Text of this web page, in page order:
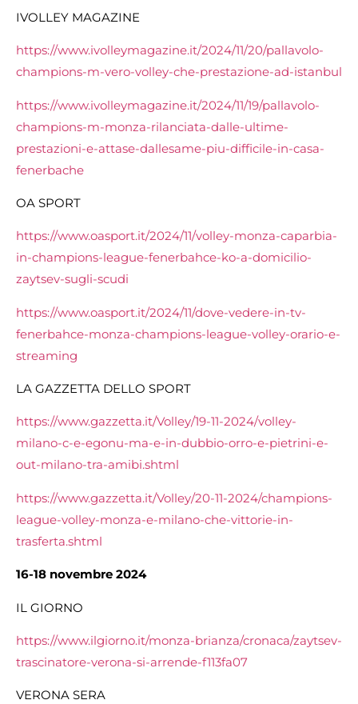
IVOLLEY MAGAZINE
https://www.ivolleymagazine.it/2024/11/20/pallavolo-
champions-m-vero-volley-che-prestazione-ad-istanbul
https://www.ivolleymagazine.it/2024/11/19/pallavolo-
champions-m-monza-rilanciata-dalle-ultime-
prestazioni-e-attase-dallesame-piu-difficile-in-casa-
fenerbache
OA SPORT
https://www.oasport.it/2024/11/volley-monza-caparbia-
in-champions-league-fenerbahce-ko-a-domicilio-
zaytsev-sugli-scudi
https://www.oasport.it/2024/11/dove-vedere-in-tv-
fenerbahce-monza-champions-league-volley-orario-e-
streaming
LA GAZZETTA DELLO SPORT
https://www.gazzetta.it/Volley/19-11-2024/volley-
milano-c-e-egonu-ma-e-in-dubbio-orro-e-pietrini-e-
out-milano-tra-amibi.shtml
https://www.gazzetta.it/Volley/20-11-2024/champions-
league-volley-monza-e-milano-che-vittorie-in-
trasferta.shtml
16-18 novembre 2024
IL GIORNO
https://www.ilgiorno.it/monza-brianza/cronaca/zaytsev-
trascinatore-verona-si-arrende-f113fa07
VERONA SERA